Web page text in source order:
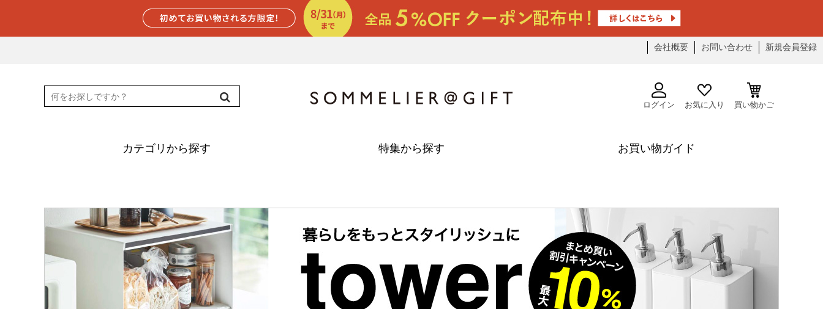
会社概要 お問い合わせ 新規会員登録
ログイン お気に入り 買い物かご
カテゴリから探す 特集から探す お買い物ガイド